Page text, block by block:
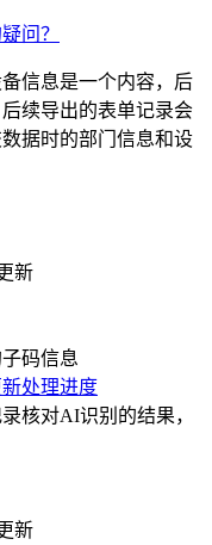
问？
信息是一个内容，后
续导出的表单记录会
据时的部门信息和设
新
码信息
处理进度
核对AI识别的结果，
新